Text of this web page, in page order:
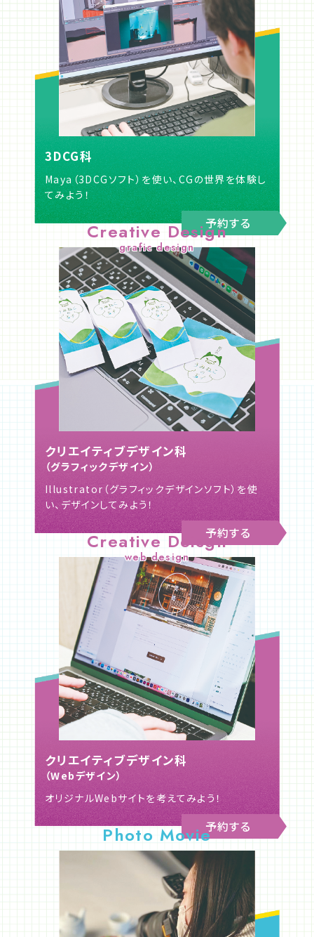
3DCG科
Maya（3DCGソフト）を使い、CGの世界を体験し
てみよう！
予約する
Creative Design
grafic design
クリエイティブデザイン科
（グラフィックデザイン）
Illustrator（グラフィックデザインソフト）を使
い、デザインしてみよう！
予約する
Creative Deisgn
web design
クリエイティブデザイン科
（Webデザイン）
オリジナルWebサイトを考えてみよう！
予約する
Photo Movie